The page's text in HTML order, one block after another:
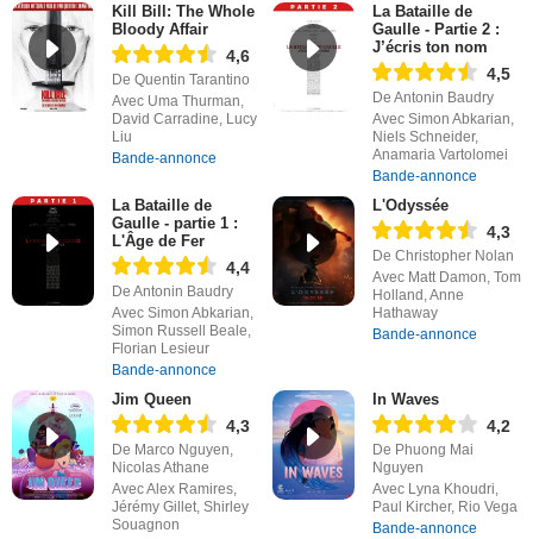
Kill Bill: The Whole
Bloody Affair
4,6
De Quentin Tarantino
Avec Uma Thurman,
David Carradine, Lucy
Liu
Bande-annonce
La Bataille de
Gaulle - Partie 2 :
J’écris ton nom
4,5
De Antonin Baudry
Avec Simon Abkarian,
Niels Schneider,
Anamaria Vartolomei
Bande-annonce
La Bataille de
Gaulle - partie 1 :
L'Âge de Fer
4,4
De Antonin Baudry
Avec Simon Abkarian,
Simon Russell Beale,
Florian Lesieur
Bande-annonce
L'Odyssée
4,3
De Christopher Nolan
Avec Matt Damon, Tom
Holland, Anne
Hathaway
Bande-annonce
Jim Queen
4,3
De Marco Nguyen,
Nicolas Athane
Avec Alex Ramires,
Jérémy Gillet, Shirley
Souagnon
In Waves
4,2
De Phuong Mai
Nguyen
Avec Lyna Khoudri,
Paul Kircher, Rio Vega
Bande-annonce